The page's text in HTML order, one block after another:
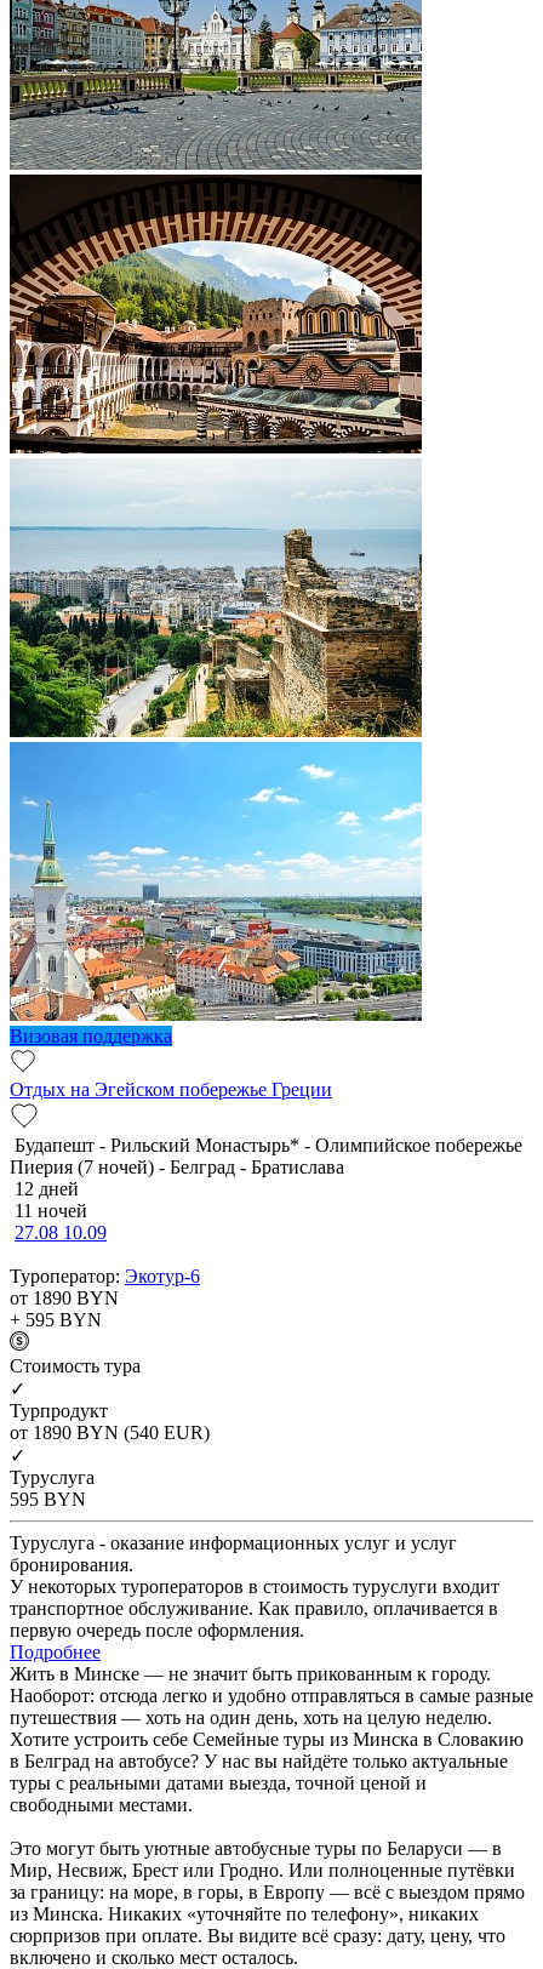
Визовая поддержка
Отдых на Эгейском побережье Греции
Будапешт - Рильский Монастырь* - Олимпийское побережье
Пиерия (7 ночей) - Белград - Братислава
12 дней
11 ночей
27.08 10.09
Туроператор: Экотур-6
от 1890 BYN
+ 595 BYN
Cтоимость тура
✓
Турпродукт
от 1890 BYN (540 EUR)
✓
Туруслуга
595 BYN
Туруслуга - оказание информационных услуг и услуг
бронирования.
У некоторых туроператоров в стоимость туруслуги входит
транспортное обслуживание. Как правило, оплачивается в
первую очередь после оформления.
Подробнее
Жить в Минске — не значит быть прикованным к городу.
Наоборот: отсюда легко и удобно отправляться в самые разные
путешествия — хоть на один день, хоть на целую неделю.
Хотите устроить себе Семейные туры из Минска в Словакию
в Белград на автобусе? У нас вы найдёте только актуальные
туры с реальными датами выезда, точной ценой и
свободными местами.
Это могут быть уютные автобусные туры по Беларуси — в
Мир, Несвиж, Брест или Гродно. Или полноценные путёвки
за границу: на море, в горы, в Европу — всё с выездом прямо
из Минска. Никаких «уточняйте по телефону», никаких
сюрпризов при оплате. Вы видите всё сразу: дату, цену, что
включено и сколько мест осталось.